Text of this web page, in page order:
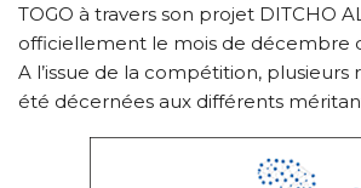
TOGO à travers son projet DITCHO
officiellement le mois de décembre
A l’issue de la compétition,
été décernées aux différents